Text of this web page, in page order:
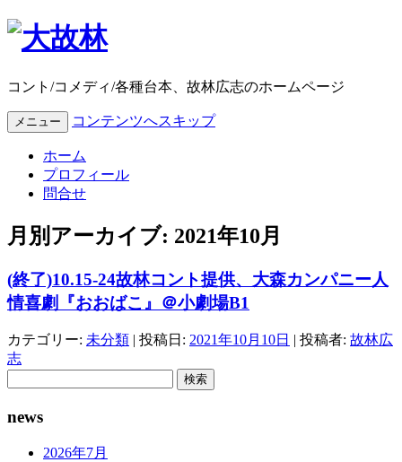
コント/コメディ/各種台本、故林広志のホームページ
メニュー コンテンツへスキップ
ホーム
プロフィール
問合せ
月別アーカイブ: 2021年10月
(終了)10.15-24故林コント提供、大森カンパニー人
情喜劇『おおばこ』＠小劇場B1
カテゴリー: 未分類 | 投稿日: 2021年10月10日 | 投稿者: 故林広
志
news
2026年7月